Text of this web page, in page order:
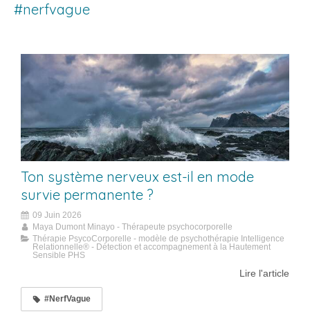
#nerfvague
Ton système nerveux est-il en mode
survie permanente ?
09 Juin 2026
Maya Dumont Minayo - Thérapeute psychocorporelle
Thérapie PsycoCorporelle - modèle de psychothérapie Intelligence
Relationnelle® - Détection et accompagnement à la Hautement
Sensible PHS
Lire l'article
#NerfVague